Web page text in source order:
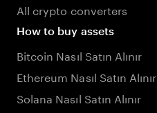
All crypto converters
How to buy assets
Bitcoin Nasıl Satın Alınır
Ethereum Nasıl Satın Alınır
Solana Nasıl Satın Alınır